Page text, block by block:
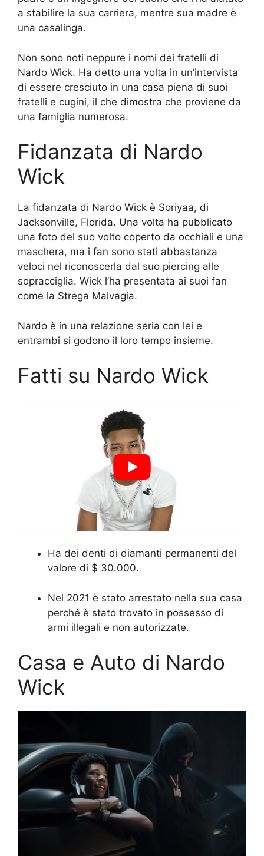
a stabilire la sua carriera, mentre sua madre è
una casalinga.
Non sono noti neppure i nomi dei fratelli di
Nardo Wick. Ha detto una volta in un’intervista
di essere cresciuto in una casa piena di suoi
fratelli e cugini, il che dimostra che proviene da
una famiglia numerosa.
Fidanzata di Nardo
Wick
La fidanzata di Nardo Wick è Soriyaa, di
Jacksonville, Florida. Una volta ha pubblicato
una foto del suo volto coperto da occhiali e una
maschera, ma i fan sono stati abbastanza
veloci nel riconoscerla dal suo piercing alle
sopracciglia. Wick l’ha presentata ai suoi fan
come la Strega Malvagia.
Nardo è in una relazione seria con lei e
entrambi si godono il loro tempo insieme.
Fatti su Nardo Wick
Ha dei denti di diamanti permanenti del
valore di $ 30.000.
Nel 2021 è stato arrestato nella sua casa
perché è stato trovato in possesso di
armi illegali e non autorizzate.
Casa e Auto di Nardo
Wick